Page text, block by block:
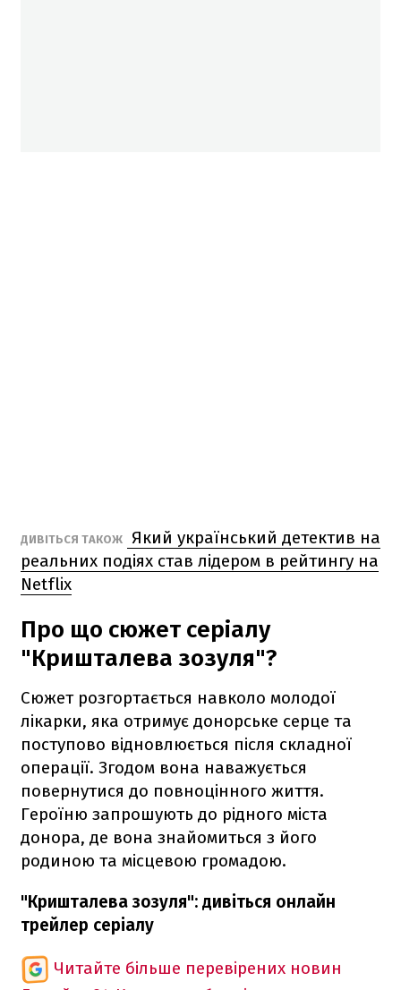
ДИВІТЬСЯ ТАКОЖ
Який український детектив на
реальних подіях став лідером в рейтингу на
Netflix
Про що сюжет серіалу
"Кришталева зозуля"?
Сюжет розгортається навколо молодої
лікарки, яка отримує донорське серце та
поступово відновлюється після складної
операції. Згодом вона наважується
повернутися до повноцінного життя.
Героїню запрошують до рідного міста
донора, де вона знайомиться з його
родиною та місцевою громадою.
"Кришталева зозуля": дивіться онлайн
трейлер серіалу
Читайте більше перевірених новин